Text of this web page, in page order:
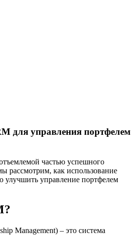
для управления портфелем
частью успешного
рассмотрим, как использование
улучшить управление портфелем
Management) – это система